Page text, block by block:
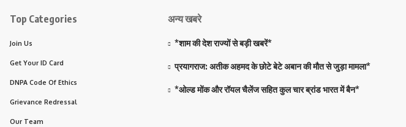
Top Categories
Join Us
Get Your ID Card
DNPA Code Of Ethics
Grievance Redressal
Our Team
अन्य खबरे
*शाम की देश राज्यों से बड़ी खबरें*
प्रयागराज: अतीक अहमद के छोटे बेटे अबान की मौत से जुड़ा मामला*
*ओल्ड मोंक और रॉयल चैलेंज सहित कुल चार ब्रांड भारत में बैन*